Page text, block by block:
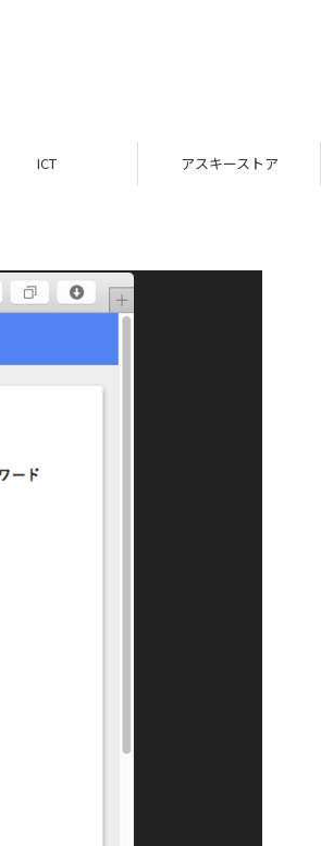
ICT アスキーストア